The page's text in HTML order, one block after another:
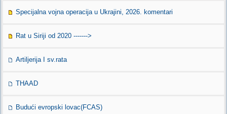
Specijalna vojna operacija u Ukrajini, 2026. komentari
Rat u Siriji od 2020 ------->
Artiljerija I sv.rata
THAAD
Budući evropski lovac(FCAS)